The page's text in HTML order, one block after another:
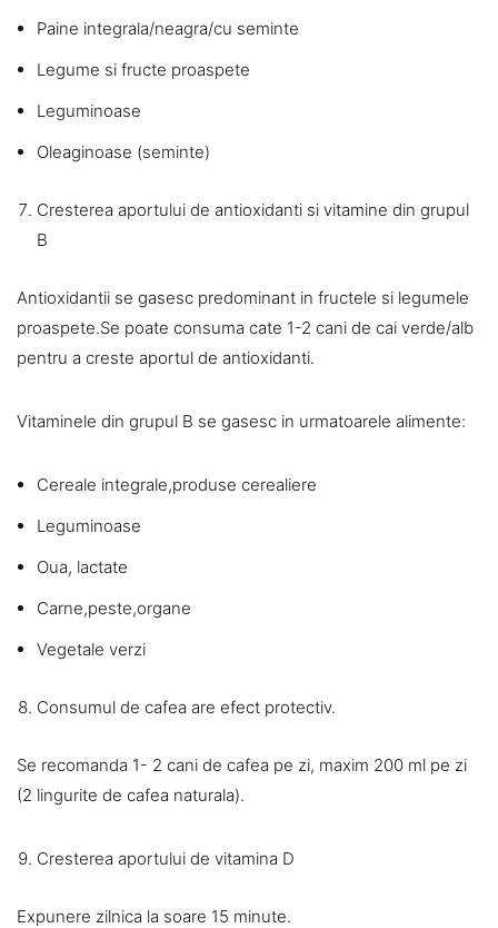
Paine integrala/neagra/cu seminte
Legume si fructe proaspete
Leguminoase
Oleaginoase (seminte)
Cresterea aportului de antioxidanti si vitamine din grupul
B
Antioxidantii se gasesc predominant in fructele si legumele
proaspete.Se poate consuma cate 1-2 cani de cai verde/alb
pentru a creste aportul de antioxidanti.
Vitaminele din grupul B se gasesc in urmatoarele alimente:
Cereale integrale,produse cerealiere
Leguminoase
Oua, lactate
Carne,peste,organe
Vegetale verzi
Consumul de cafea are efect protectiv.
Se recomanda 1- 2 cani de cafea pe zi, maxim 200 ml pe zi
(2 lingurite de cafea naturala).
Cresterea aportului de vitamina D
Expunere zilnica la soare 15 minute.